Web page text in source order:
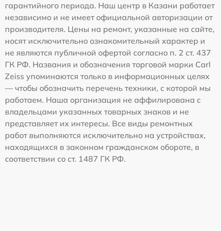
гарантийного периода. Наш центр в Казани работает
независимо и не имеет официальной авторизации от
производителя. Цены на ремонт, указанные на сайте,
носят исключительно ознакомительный характер и
не являются публичной офертой согласно п. 2 ст. 437
ГК РФ. Названия и обозначения торговой марки Carl
Zeiss упоминаются только в информационных целях
— чтобы обозначить перечень техники, с которой мы
работаем. Наша организация не аффилирована с
владельцами указанных товарных знаков и не
представляет их интересы. Все виды ремонтных
работ выполняются исключительно на устройствах,
находящихся в законном гражданском обороте, в
соответствии со ст. 1487 ГК РФ.